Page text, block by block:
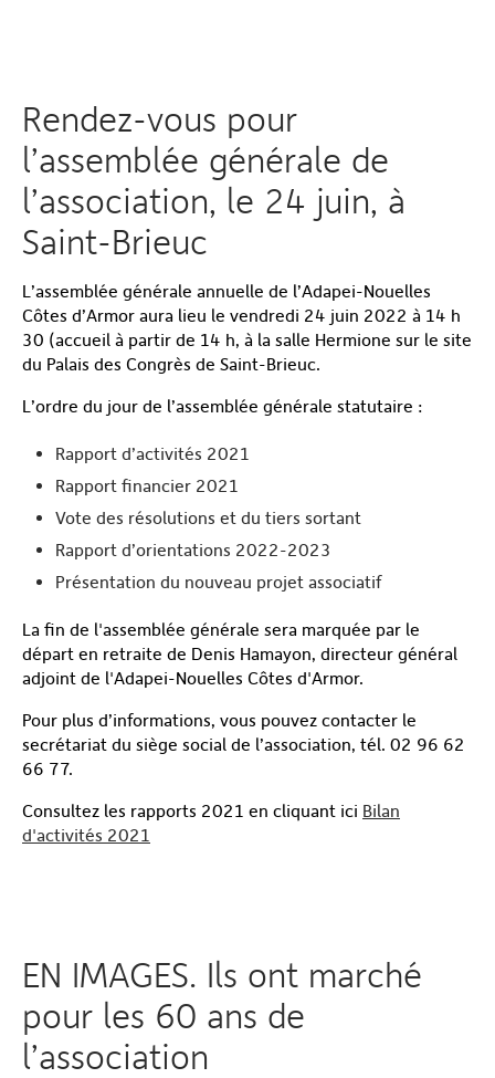
Rendez-vous pour
l’assemblée générale de
l’association, le 24 juin, à
Saint-Brieuc
L’assemblée générale annuelle de l’Adapei-Nouelles
Côtes d’Armor aura lieu le vendredi 24 juin 2022 à 14 h
30 (accueil à partir de 14 h, à la salle Hermione sur le site
du Palais des Congrès de Saint-Brieuc.
L’ordre du jour de l’assemblée générale statutaire :
Rapport d’activités 2021
Rapport financier 2021
Vote des résolutions et du tiers sortant
Rapport d’orientations 2022-2023
Présentation du nouveau projet associatif
La fin de l'assemblée générale sera marquée par le
départ en retraite de Denis Hamayon, directeur général
adjoint de l'Adapei-Nouelles Côtes d'Armor.
Pour plus d’informations, vous pouvez contacter le
secrétariat du siège social de l’association, tél. 02 96 62
66 77.
Consultez les rapports 2021 en cliquant ici Bilan
d'activités 2021
EN IMAGES. Ils ont marché
pour les 60 ans de
l’association